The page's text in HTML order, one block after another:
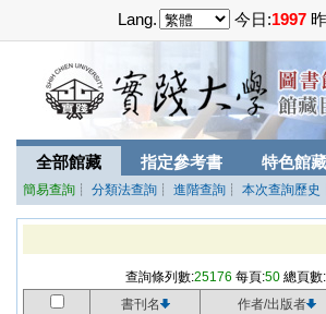
Lang. 今日:1997
全部館藏 指定參考書 特色館藏
簡易查詢 ┊ 分類法查詢 ┊ 進階查詢 ┊ 本次查詢歷史
查詢條列數:25176 每頁:50 總頁數:
書刊名
作者/出版者